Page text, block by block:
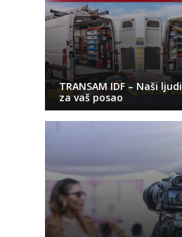
TRANSAM IDF – Naši
za vaš posao